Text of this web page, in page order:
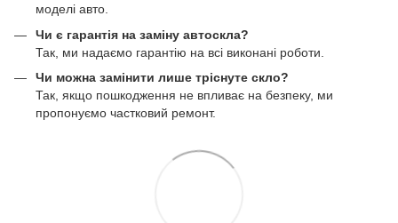
моделі авто.
Чи є гарантія на заміну автоскла?
Так, ми надаємо гарантію на всі виконані роботи.
Чи можна замінити лише тріснуте скло?
Так, якщо пошкодження не впливає на безпеку, ми
пропонуємо частковий ремонт.